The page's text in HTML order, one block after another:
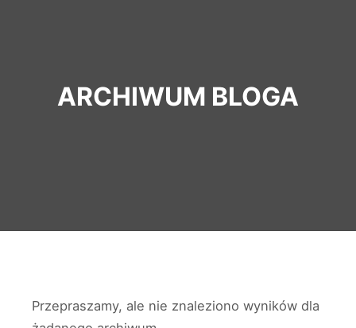
ARCHIWUM BLOGA
Przepraszamy, ale nie znaleziono wyników dla